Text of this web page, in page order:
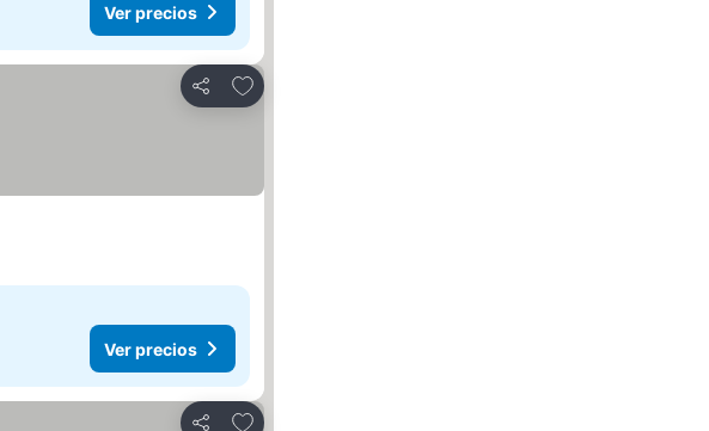
Ver precios
Compartir
Agregar a favoritos
Ver precios
Agregar a favoritos